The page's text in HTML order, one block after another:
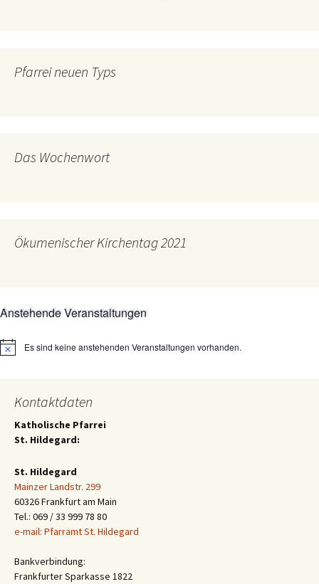
Pfarrei neuen Typs
Das Wochenwort
Ökumenischer Kirchentag 2021
Anstehende Veranstaltungen
HinweisEs sind keine anstehenden Veranstaltungen vorhanden.
Kontaktdaten
Katholische Pfarrei
St. Hildegard:
St. Hildegard
Mainzer Landstr. 299
60326 Frankfurt am Main
Tel.: 069 / 33 999 78 80
e-mail: Pfarramt St. Hildegard
Bankverbindung:
Frankfurter Sparkasse 1822